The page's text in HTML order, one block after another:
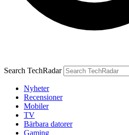
Search TechRadar
Nyheter
Recensioner
Mobiler
TV
Bärbara datorer
Gaming